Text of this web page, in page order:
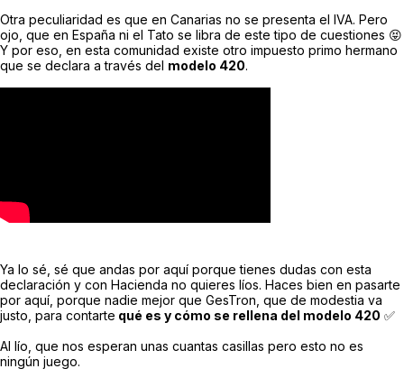
Otra peculiaridad es que en Canarias no se presenta el IVA. Pero
ojo, que en España ni el Tato se libra de este tipo de cuestiones 😝
Y por eso, en esta comunidad existe otro impuesto primo hermano
que se declara a través del modelo 420.
Ya lo sé, sé que andas por aquí porque tienes dudas con esta
declaración y con Hacienda no quieres líos. Haces bien en pasarte
por aquí, porque nadie mejor que GesTron, que de modestia va
justo, para contarte qué es y cómo se rellena del modelo 420 ✅
Al lío, que nos esperan unas cuantas casillas pero esto no es
ningún juego.